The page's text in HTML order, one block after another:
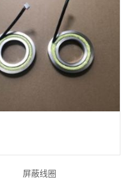
屏蔽线圈